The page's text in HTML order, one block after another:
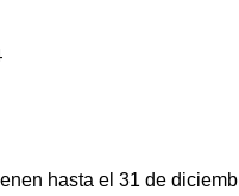
hasta el 31 de